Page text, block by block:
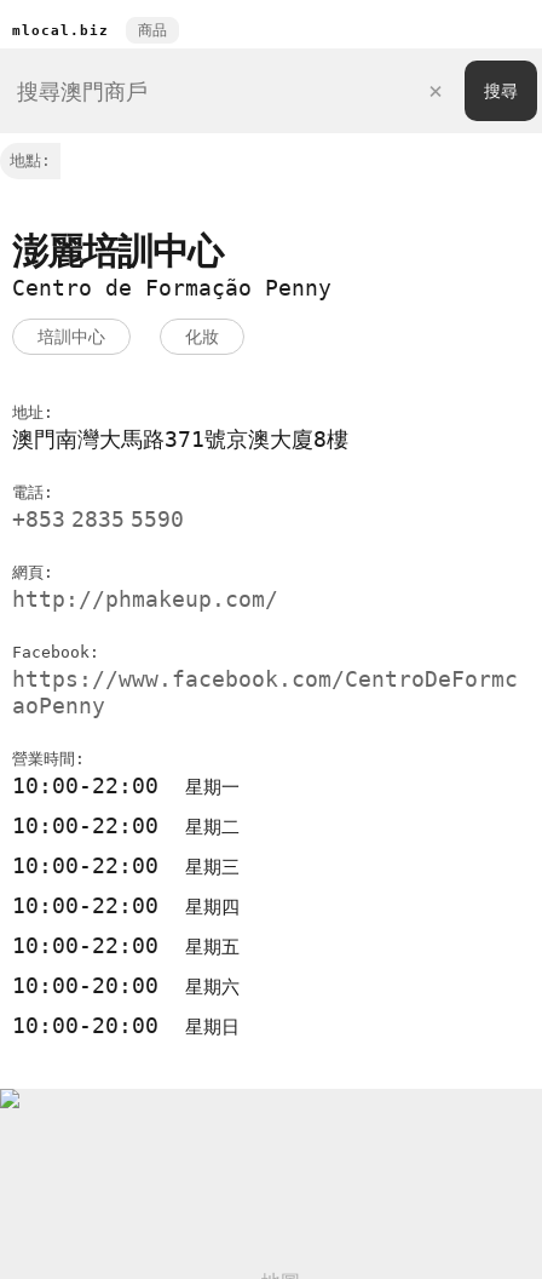
mlocal.biz 商品
地點:
澎麗培訓中心
Centro de Formação Penny
培訓中心 化妝
地址:
澳門南灣大馬路371號京澳大廈8樓
電話:
+853 2835 5590
網頁:
http://phmakeup.com/
Facebook:
https://www.facebook.com/CentroDeFormc
aoPenny
營業時間:
10:00-22:00 星期一
10:00-22:00 星期二
10:00-22:00 星期三
10:00-22:00 星期四
10:00-22:00 星期五
10:00-20:00 星期六
10:00-20:00 星期日